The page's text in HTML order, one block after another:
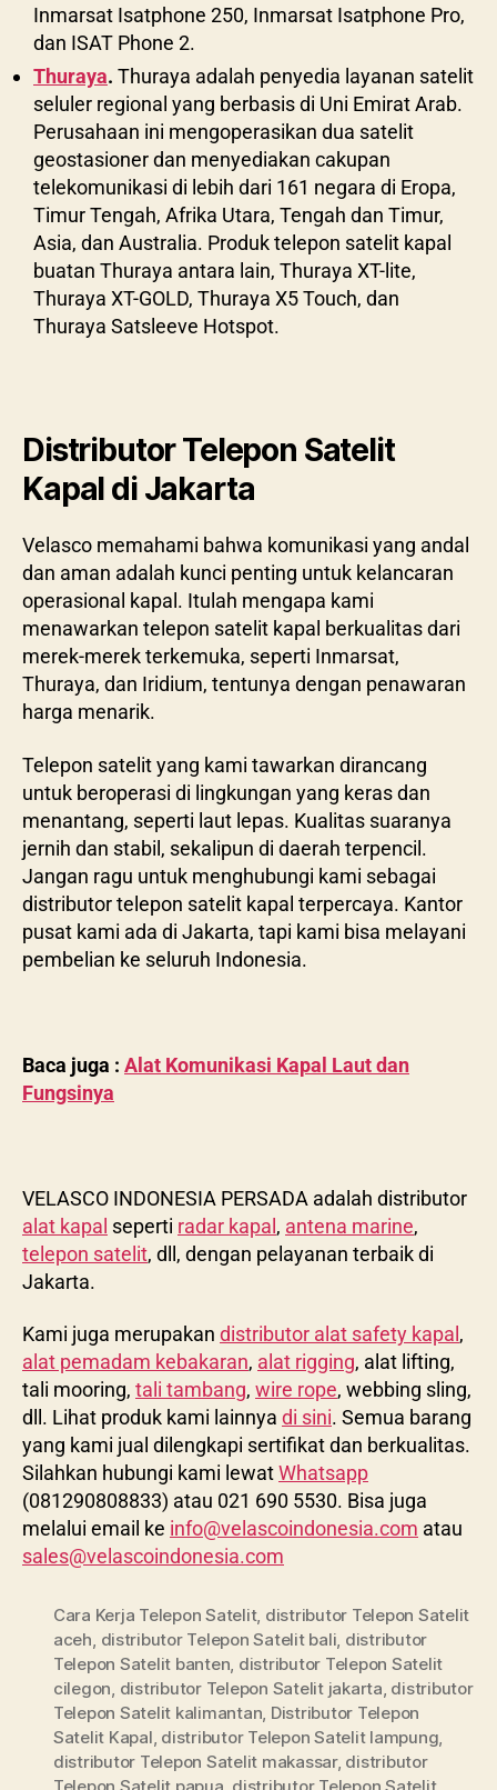
Inmarsat Isatphone 250, Inmarsat Isatphone Pro,
dan ISAT Phone 2.
Thuraya. Thuraya adalah penyedia layanan satelit
seluler regional yang berbasis di Uni Emirat Arab.
Perusahaan ini mengoperasikan dua satelit
geostasioner dan menyediakan cakupan
telekomunikasi di lebih dari 161 negara di Eropa,
Timur Tengah, Afrika Utara, Tengah dan Timur,
Asia, dan Australia. Produk telepon satelit kapal
buatan Thuraya antara lain, Thuraya XT-lite,
Thuraya XT-GOLD, Thuraya X5 Touch, dan
Thuraya Satsleeve Hotspot.
Distributor Telepon Satelit
Kapal di Jakarta
Velasco memahami bahwa komunikasi yang andal
dan aman adalah kunci penting untuk kelancaran
operasional kapal. Itulah mengapa kami
menawarkan telepon satelit kapal berkualitas dari
merek-merek terkemuka, seperti Inmarsat,
Thuraya, dan Iridium, tentunya dengan penawaran
harga menarik.
Telepon satelit yang kami tawarkan dirancang
untuk beroperasi di lingkungan yang keras dan
menantang, seperti laut lepas. Kualitas suaranya
jernih dan stabil, sekalipun di daerah terpencil.
Jangan ragu untuk menghubungi kami sebagai
distributor telepon satelit kapal terpercaya. Kantor
pusat kami ada di Jakarta, tapi kami bisa melayani
pembelian ke seluruh Indonesia.
Baca juga : Alat Komunikasi Kapal Laut dan
Fungsinya
VELASCO INDONESIA PERSADA adalah distributor
alat kapal seperti radar kapal, antena marine,
telepon satelit, dll, dengan pelayanan terbaik di
Jakarta.
Kami juga merupakan distributor alat safety kapal ,
alat pemadam kebakaran, alat rigging, alat lifting,
tali mooring, tali tambang, wire rope, webbing sling,
dll. Lihat produk kami lainnya di sini. Semua barang
yang kami jual dilengkapi sertifikat dan berkualitas.
Silahkan hubungi kami lewatWhatsapp
(081290808833) atau 021 690 5530. Bisa juga
melalui email ke info@velascoindonesia.com atau
sales@velascoindonesia.com
Cara Kerja Telepon Satelit, distributor Telepon Satelit
aceh, distributor Telepon Satelit bali, distributor
Telepon Satelit banten, distributor Telepon Satelit
cilegon, distributor Telepon Satelit jakarta, distributor
Telepon Satelit kalimantan, Distributor Telepon
Satelit Kapal, distributor Telepon Satelit lampung,
distributor Telepon Satelit makassar, distributor